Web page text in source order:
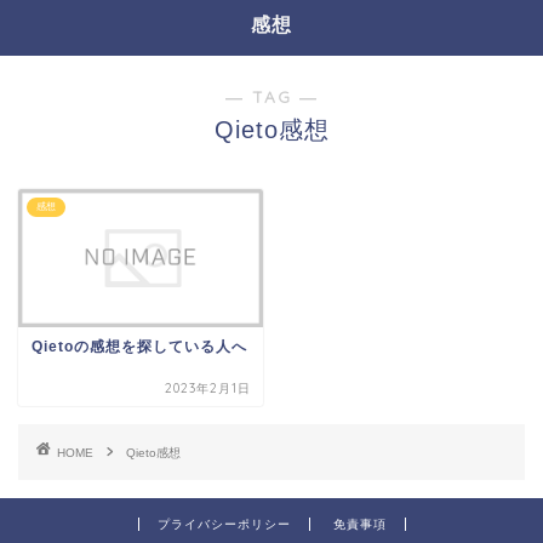
感想
― TAG ―
Qieto感想
感想
Qietoの感想を探している人へ
2023年2月1日
HOME Qieto感想
プライバシーポリシー 免責事項